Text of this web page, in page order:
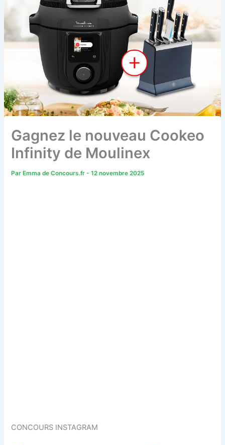
Gagnez le nouveau Cookeo
Infinity de Moulinex
Par Emma de Concours.fr-12 novembre 2025
CONCOURS INSTAGRAM